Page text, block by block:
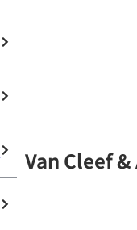
Van Cleef &